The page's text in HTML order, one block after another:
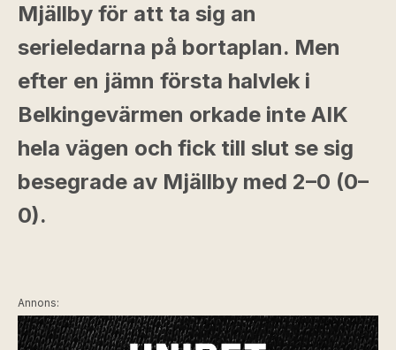
Mjällby för att ta sig an
serieledarna på bortaplan. Men
efter en jämn första halvlek i
Belkingevärmen orkade inte AIK
hela vägen och fick till slut se sig
besegrade av Mjällby med 2–0 (0–
0).
Annons: